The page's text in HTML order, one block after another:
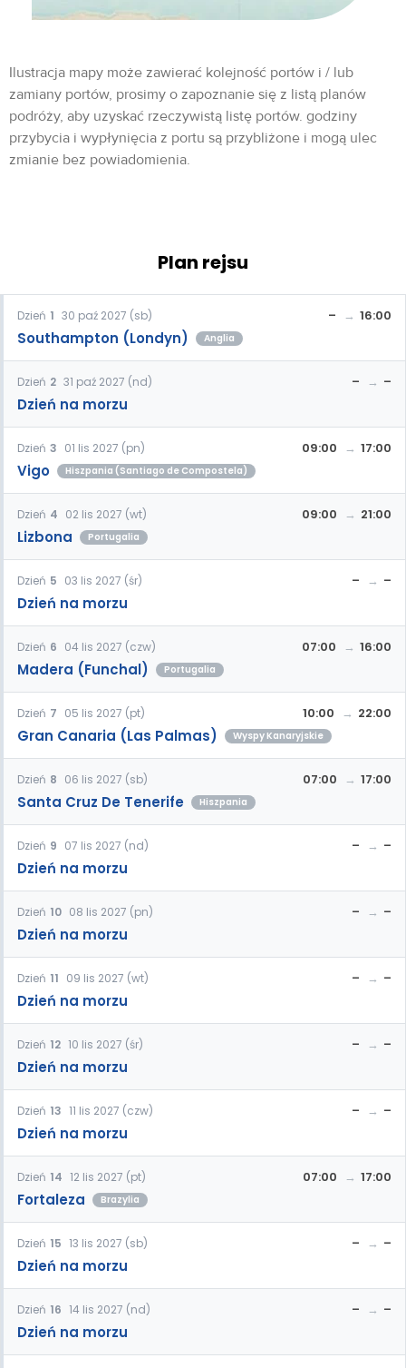
Ilustracja mapy może zawierać kolejność portów i / lub
zamiany portów, prosimy o zapoznanie się z listą planów
podróży, aby uzyskać rzeczywistą listę portów. godziny
przybycia i wypłynięcia z portu są przybliżone i mogą ulec
zmianie bez powiadomienia.
Plan rejsu
Dzień 1 30 paź 2027 (sb)
Southampton (Londyn) Anglia
– 16:00
Dzień 2 31 paź 2027 (nd)
Dzień na morzu
– –
Dzień 3 01 lis 2027 (pn)
Vigo Hiszpania (Santiago de Compostela)
09:00 17:00
Dzień 4 02 lis 2027 (wt)
Lizbona Portugalia
09:00 21:00
Dzień 5 03 lis 2027 (śr)
Dzień na morzu
– –
Dzień 6 04 lis 2027 (czw)
Madera (Funchal) Portugalia
07:00 16:00
Dzień 7 05 lis 2027 (pt)
Gran Canaria (Las Palmas) Wyspy Kanaryjskie
10:00 22:00
Dzień 8 06 lis 2027 (sb)
Santa Cruz De Tenerife Hiszpania
07:00 17:00
Dzień 9 07 lis 2027 (nd)
Dzień na morzu
– –
Dzień 10 08 lis 2027 (pn)
Dzień na morzu
– –
Dzień 11 09 lis 2027 (wt)
Dzień na morzu
– –
Dzień 12 10 lis 2027 (śr)
Dzień na morzu
– –
Dzień 13 11 lis 2027 (czw)
Dzień na morzu
– –
Dzień 14 12 lis 2027 (pt)
Fortaleza Brazylia
07:00 17:00
Dzień 15 13 lis 2027 (sb)
Dzień na morzu
– –
Dzień 16 14 lis 2027 (nd)
Dzień na morzu
– –